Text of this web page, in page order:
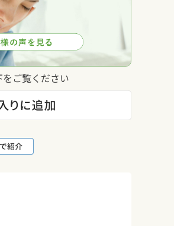
ご覧ください